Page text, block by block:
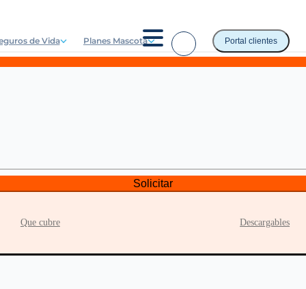
de Vida Planes Mascota Portal clientes
Solicitar
Que cubre Descargables